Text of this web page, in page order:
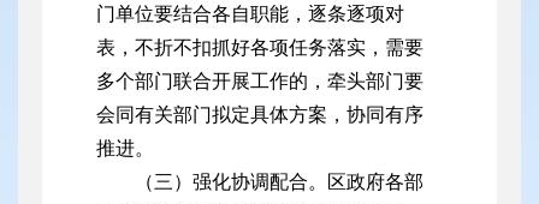
门单位要结合各自职能，逐条逐项对
表，不折不扣抓好各项任务落实，需要
多个部门联合开展工作的，牵头部门要
会同有关部门拟定具体方案，协同有序
推进。
（三）强化协调配合。区政府各部